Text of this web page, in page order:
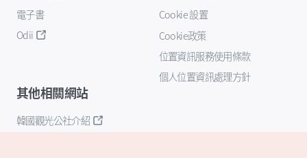
電子書
Odii
Cookie 設置
Cookie政策
位置資訊服務使用條款
個人位置資訊處理方針
其他相關網站
韓國觀光公社介紹